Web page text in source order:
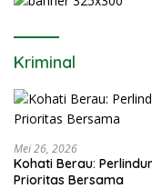
Kriminal
Mei 26, 2026
Kohati Berau:
Prioritas Bersama